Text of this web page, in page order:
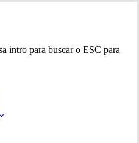
intro para buscar o ESC para